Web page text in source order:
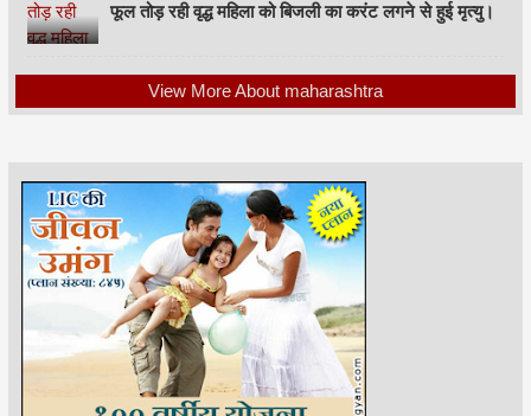
फूल तोड़ रही वृद्ध महिला को बिजली का करंट लगने से हुई मृत्यु।
View More About maharashtra